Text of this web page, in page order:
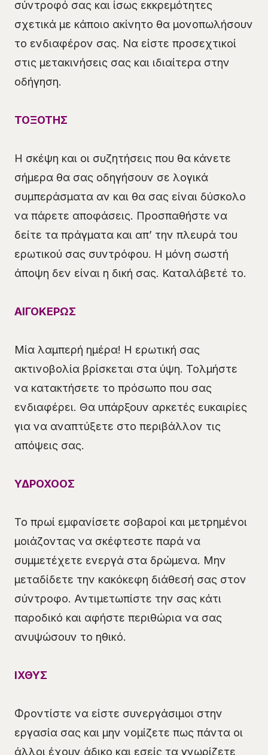
σύντροφό σας και ίσως εκκρεμότητες
σχετικά με κάποιο ακίνητο θα μονοπωλήσουν
το ενδιαφέρον σας. Να είστε προσεχτικοί
στις μετακινήσεις σας και ιδιαίτερα στην
οδήγηση.
ΤΟΞΟΤΗΣ
Η σκέψη και οι συζητήσεις που θα κάνετε
σήμερα θα σας οδηγήσουν σε λογικά
συμπεράσματα αν και θα σας είναι δύσκολο
να πάρετε αποφάσεις. Προσπαθήστε να
δείτε τα πράγματα και απ’ την πλευρά του
ερωτικού σας συντρόφου. Η μόνη σωστή
άποψη δεν είναι η δική σας. Καταλάβετέ το.
ΑΙΓΟΚΕΡΩΣ
Μία λαμπερή ημέρα! Η ερωτική σας
ακτινοβολία βρίσκεται στα ύψη. Τολμήστε
να κατακτήσετε το πρόσωπο που σας
ενδιαφέρει. Θα υπάρξουν αρκετές ευκαιρίες
για να αναπτύξετε στο περιβάλλον τις
απόψεις σας.
ΥΔΡΟΧΟΟΣ
Το πρωί εμφανίσετε σοβαροί και μετρημένοι
μοιάζοντας να σκέφτεστε παρά να
συμμετέχετε ενεργά στα δρώμενα. Μην
μεταδίδετε την κακόκεφη διάθεσή σας στον
σύντροφο. Αντιμετωπίστε την σας κάτι
παροδικό και αφήστε περιθώρια να σας
ανυψώσουν το ηθικό.
ΙΧΘΥΣ
Φροντίστε να είστε συνεργάσιμοι στην
εργασία σας και μην νομίζετε πως πάντα οι
άλλοι έχουν άδικο και εσείς τα γνωρίζετε